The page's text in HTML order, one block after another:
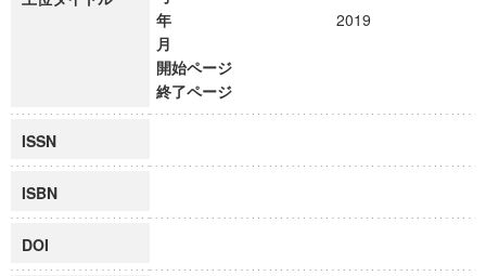
年
2019
月
開始ページ
終了ページ
ISSN
ISBN
DOI